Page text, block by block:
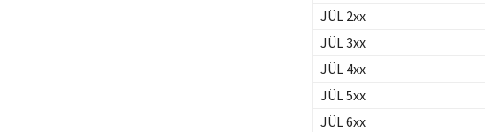
JÜL 2xx
JÜL 3xx
JÜL 4xx
JÜL 5xx
JÜL 6xx